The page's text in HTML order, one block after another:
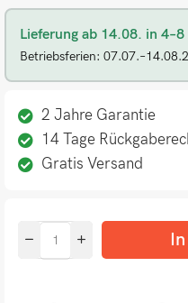
Lieferung ab 14.08. in
Betriebsferien:
2 Jahre Garantie
14 Tage
Gratis Versand